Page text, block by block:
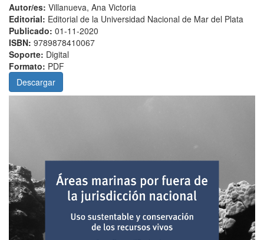
Autor/es: Villanueva, Ana Victoria
Editorial: Editorial de la Universidad Nacional de Mar del Plata
Publicado: 01-11-2020
ISBN: 9789878410067
Soporte: Digital
Formato: PDF
Descargar